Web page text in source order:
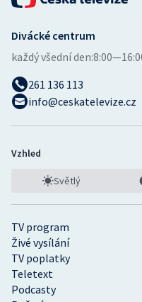
TV program
Živé vysílání
TV poplatky
Teletext
Podcasty
Divácké centrum
každý všední den:
261 136 113
info@ceskatelevize.cz
Vzhled
Světlý